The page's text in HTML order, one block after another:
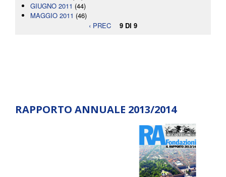
GIUGNO 2011 (44)
MAGGIO 2011 (46)
‹ PREC
9 DI 9
RAPPORTO ANNUALE 2013/2014